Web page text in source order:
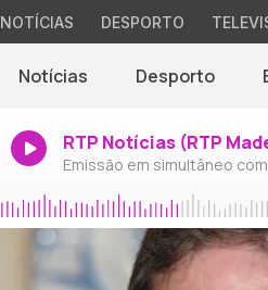
NOTÍCIAS DESPORTO
Notícias Desporto
RTP Notícias (RTP
Emissão em simultâneo